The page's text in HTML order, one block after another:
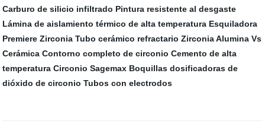
Carburo de silicio infiltrado Pintura resistente al desgaste
Lámina de aislamiento térmico de alta temperatura Esquiladora
Premiere Zirconia Tubo cerámico refractario Zirconia Alumina Vs
Cerámica Contorno completo de circonio Cemento de alta
temperatura Circonio Sagemax Boquillas dosificadoras de
dióxido de circonio Tubos con electrodos